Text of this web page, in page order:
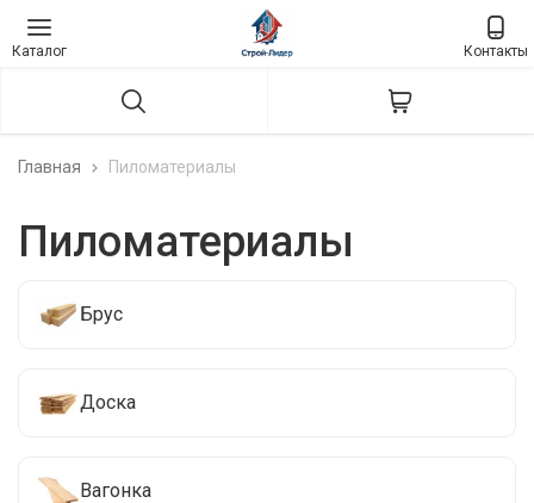
Каталог Контакты
Главная Пиломатериалы
Пиломатериалы
Брус
Доска
Вагонка